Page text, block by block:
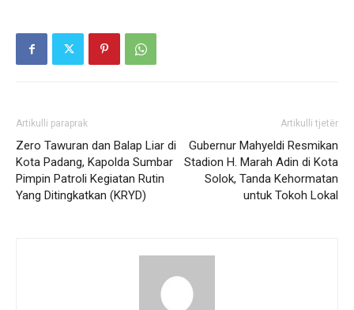
Artikulli paraprak
Zero Tawuran dan Balap Liar di
Kota Padang, Kapolda Sumbar
Pimpin Patroli Kegiatan Rutin
Yang Ditingkatkan (KRYD)
Artikulli tjetër
Gubernur Mahyeldi Resmikan
Stadion H. Marah Adin di Kota
Solok, Tanda Kehormatan
untuk Tokoh Lokal